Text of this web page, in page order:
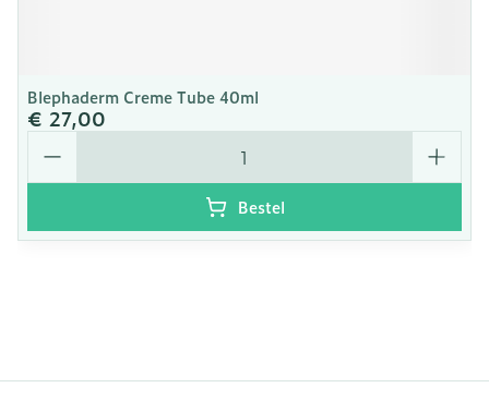
Blephaderm Creme Tube 40ml
€ 27,00
Aantal
Bestel